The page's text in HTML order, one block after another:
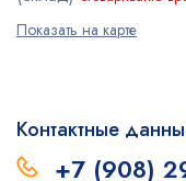
Показать на карте
Контактные
+7 (908)